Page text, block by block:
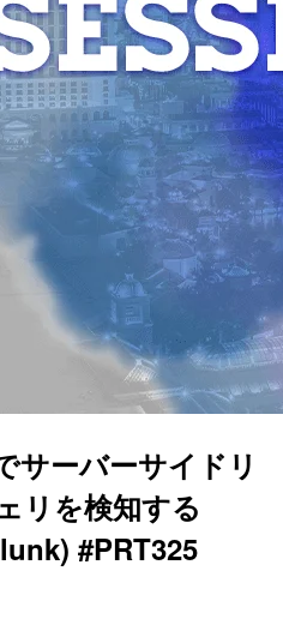
ーバーサイドリ
リを検知する
#PRT325